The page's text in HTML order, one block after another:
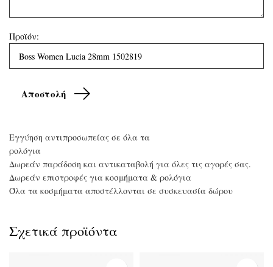
Προϊόν:
Eγγύηση αντιπροσωπείας σε όλα τα
ρολόγια
Δωρεάν παράδοση και αντικαταβολή για όλες τις αγορές σας.
Δωρεάν επιστροφές για κοσμήματα & ρολόγια
Όλα τα κοσμήματα αποστέλλονται σε συσκευασία δώρου
Σχετικά προϊόντα